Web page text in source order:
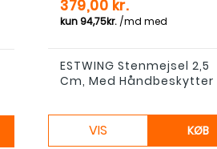
Pris
379,00 kr.
ESTWING Stenmejsel 2,5
Cm, Med Håndbeskytter
VIS KØB